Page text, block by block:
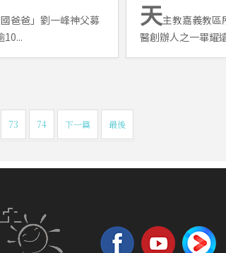
爸爸」劉一峰神父募
10...
天主教嘉義教區
醫創辦人之一畢耀
73 74 下一篇 最後